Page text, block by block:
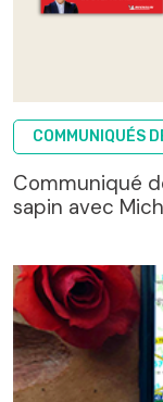
COMMUNIQUÉS
Communiqué
sapin avec